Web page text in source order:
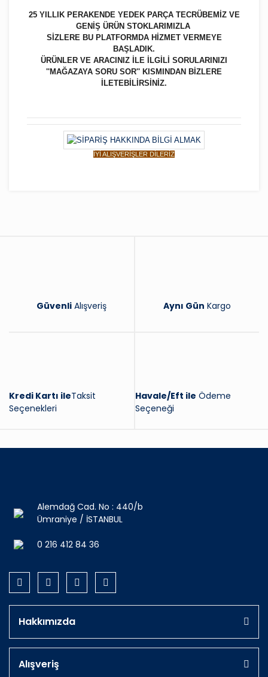
25 YILLIK PERAKENDE YEDEK PARÇA TECRÜBEMİZ VE
GENİŞ ÜRÜN STOKLARIMIZLA
SİZLERE BU PLATFORMDA HİZMET VERMEYE
BAŞLADIK.
ÜRÜNLER VE ARACINIZ İLE İLGİLİ SORULARINIZI
''MAĞAZAYA SORU SOR'' KISMINDAN BİZLERE
İLETEBİLİRSİNİZ.
İYİ ALIŞVERİŞLER DİLERİZ
Güvenli Alışveriş Aynı Gün Kargo
Kredi Kartı ileTaksit
Seçenekleri
Havale/Eft ile Ödeme
Seçeneği
Alemdağ Cad. No : 440/b
Ümraniye / İSTANBUL
0 216 412 84 36
Hakkımızda
Alışveriş